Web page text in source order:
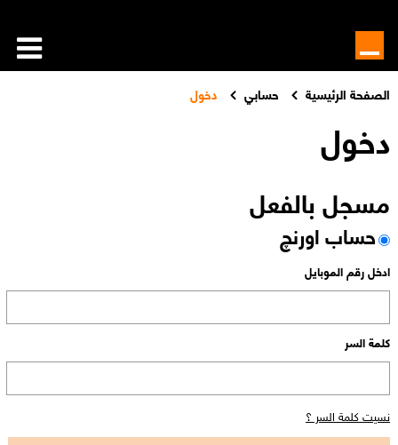
الصفحة الرئيسية حسابي دخول
دخول
مسجل بالفعل
حساب اورنچ
ادخل رقم الموبايل
كلمة السر
نسيت كلمة السر ؟